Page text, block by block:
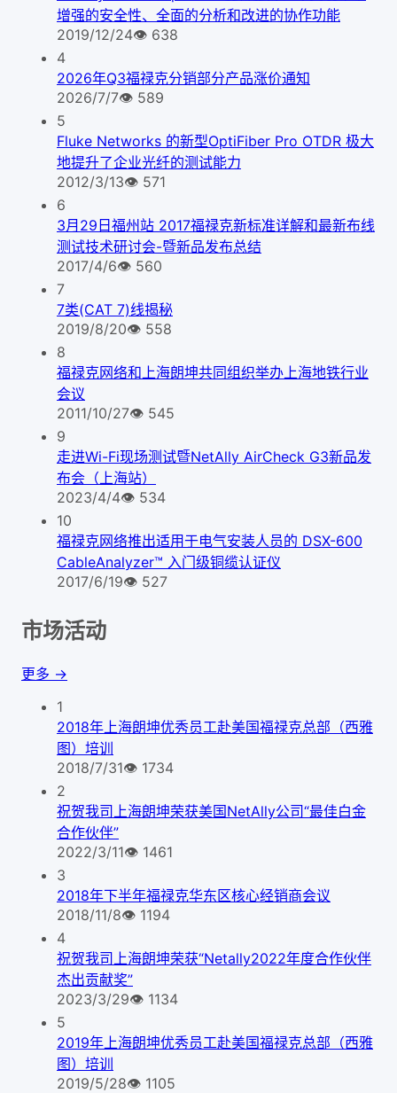
增强的安全性、全面的分析和改进的协作功能
2019/12/24👁 638
4
2026年Q3福禄克分销部分产品涨价通知
2026/7/7👁 589
5
Fluke Networks 的新型OptiFiber Pro OTDR 极大
地提升了企业光纤的测试能力
2012/3/13👁 571
6
3月29日福州站 2017福禄克新标准详解和最新布线
测试技术研讨会-暨新品发布总结
2017/4/6👁 560
7
7类(CAT 7)线揭秘
2019/8/20👁 558
8
福禄克网络和上海朗坤共同组织举办上海地铁行业
会议
2011/10/27👁 545
9
走进Wi-Fi现场测试暨NetAlly AirCheck G3新品发
布会（上海站）
2023/4/4👁 534
10
福禄克网络推出适用于电气安装人员的 DSX-600
CableAnalyzer™ 入门级铜缆认证仪
2017/6/19👁 527
市场活动
更多 →
1
2018年上海朗坤优秀员工赴美国福禄克总部（西雅
图）培训
2018/7/31👁 1734
2
祝贺我司上海朗坤荣获美国NetAlly公司“最佳白金
合作伙伴”
2022/3/11👁 1461
3
2018年下半年福禄克华东区核心经销商会议
2018/11/8👁 1194
4
祝贺我司上海朗坤荣获“Netally2022年度合作伙伴
杰出贡献奖”
2023/3/29👁 1134
5
2019年上海朗坤优秀员工赴美国福禄克总部（西雅
图）培训
2019/5/28👁 1105